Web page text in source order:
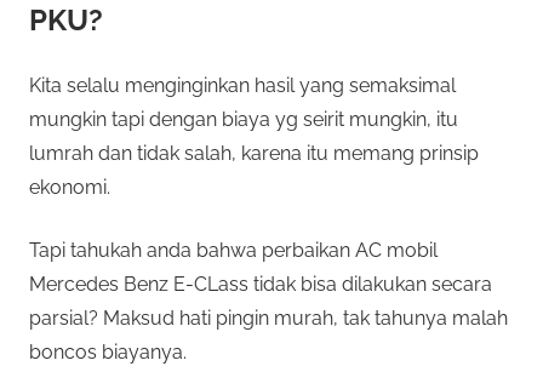
PKU?
Kita selalu menginginkan hasil yang semaksimal
mungkin tapi dengan biaya yg seirit mungkin, itu
lumrah dan tidak salah, karena itu memang prinsip
ekonomi.
Tapi tahukah anda bahwa perbaikan AC mobil
Mercedes Benz E-CLass tidak bisa dilakukan secara
parsial? Maksud hati pingin murah, tak tahunya malah
boncos biayanya.